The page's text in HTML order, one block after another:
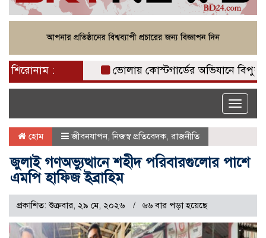
শিরোনাম : ভোলায় কোস্টগার্ডের অভিযানে বিপুল
Toggle
হোম জীবনযাপন,নিজস্ব প্রতিবেদক, রাজনীতি
জুলাই গণঅভ্যুত্থানে শহীদ পরিবারগুলোর পাশে
এমপি হাফিজ ইব্রাহিম
প্রকাশিত: শুক্রবার, ২৯ মে, ২০২৬ ৬৬ বার পড়া হয়েছে